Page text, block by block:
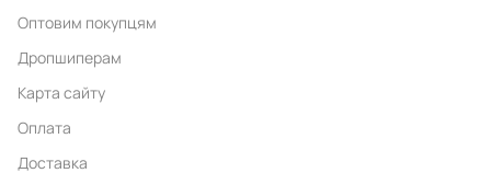
Оптовим покупцям
Дропшиперам
Карта сайту
Оплата
Доставка